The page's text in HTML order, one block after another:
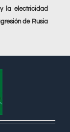
la electricidad
de Rusia